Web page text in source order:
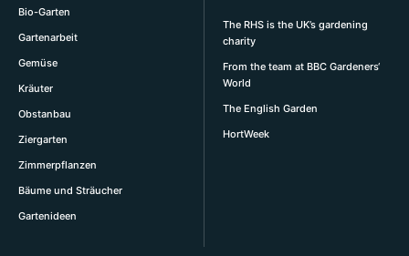
Bio-Garten
Gartenarbeit
Gemüse
Kräuter
Obstanbau
Ziergarten
Zimmerpflanzen
Bäume und Sträucher
Gartenideen
The RHS is the UK’s gardening
charity
From the team at BBC Gardeners‘
World
The English Garden
HortWeek